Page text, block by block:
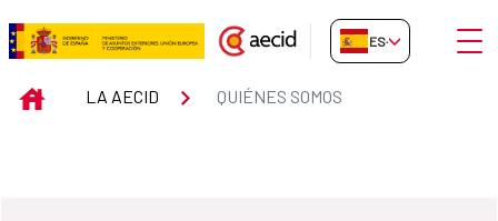
Saltar al contenido principal
Quiénes somos
ES-ES Abrir
INICIOLA AECID QUIÉNES SOMOS